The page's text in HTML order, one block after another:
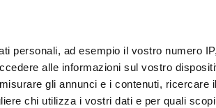
personali, ad esempio il vostro numero
alle informazioni sul vostro
gli annunci e i contenuti, ricercare
chi utilizza i vostri dati e per quali
Locali Più filtri - 2
Milano